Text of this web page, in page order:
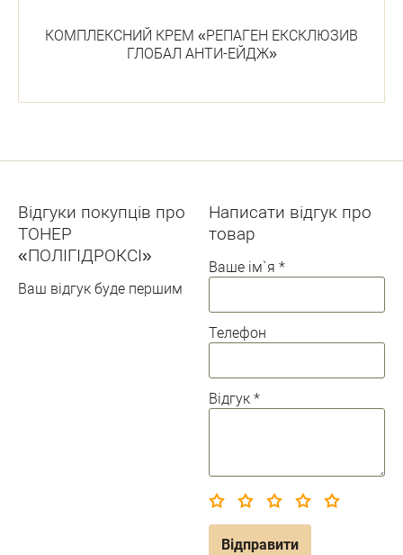
КОМПЛЕКСНИЙ КРЕМ «РЕПАГЕН ЕКСКЛЮЗИВ
ГЛОБАЛ АНТИ-ЕЙДЖ»
Відгуки покупців про
ТОНЕР
«ПОЛІГІДРОКСІ»
Ваш відгук буде першим
Написати відгук про
товар
Ваше ім`я*
Телефон
Відгук*